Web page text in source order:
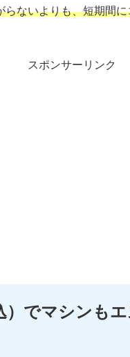
ないよりも、短期間
スポンサーリンク
）でマシンも